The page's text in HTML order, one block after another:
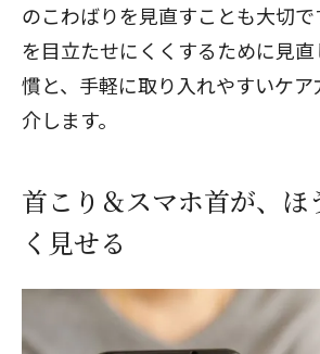
のこわばりを見直すことも大切
を目立たせにくくするために見
慣と、手軽に取り入れやすいケ
介します。
首こり＆スマホ首が、ほ
く見せる